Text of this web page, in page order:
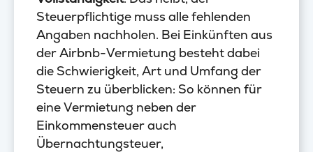
Steuerpflichtige muss alle fehlenden
Angaben nachholen. Bei Einkünften aus
der Airbnb-Vermietung besteht dabei
die Schwierigkeit, Art und Umfang der
Steuern zu überblicken: So können für
eine Vermietung neben der
Einkommensteuer auch
Übernachtungsteuer,